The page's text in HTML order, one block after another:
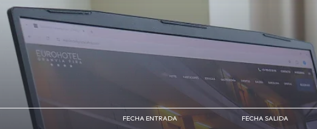
FECHA ENTRADA FECHA SALIDA